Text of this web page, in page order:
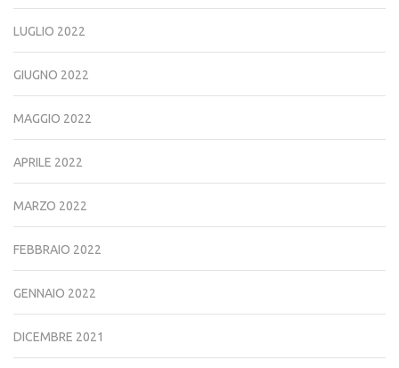
LUGLIO 2022
GIUGNO 2022
MAGGIO 2022
APRILE 2022
MARZO 2022
FEBBRAIO 2022
GENNAIO 2022
DICEMBRE 2021